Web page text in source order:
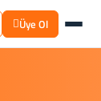
Üye Ol